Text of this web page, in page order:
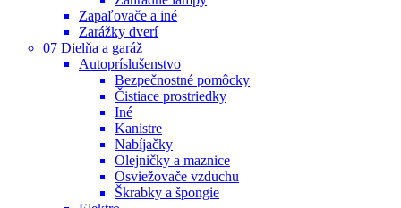
Zapaľovače a iné
Zarážky dverí
07 Dielňa a garáž
Autopríslušenstvo
Bezpečnostné pomôcky
Čistiace prostriedky
Iné
Kanistre
Nabíjačky
Olejničky a maznice
Osviežovače vzduchu
Škrabky a špongie